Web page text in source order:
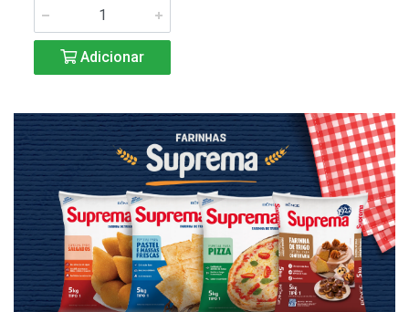
Adicionar